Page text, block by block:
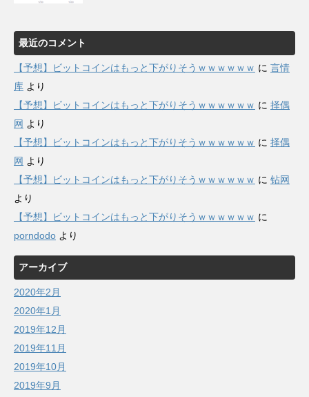
最近のコメント
【予想】ビットコインはもっと下がりそうｗｗｗｗｗｗ に 言情
库 より
【予想】ビットコインはもっと下がりそうｗｗｗｗｗｗ に 择偶
网 より
【予想】ビットコインはもっと下がりそうｗｗｗｗｗｗ に 择偶
网 より
【予想】ビットコインはもっと下がりそうｗｗｗｗｗｗ に 钻网
より
【予想】ビットコインはもっと下がりそうｗｗｗｗｗｗ に
porndodo より
アーカイブ
2020年2月
2020年1月
2019年12月
2019年11月
2019年10月
2019年9月